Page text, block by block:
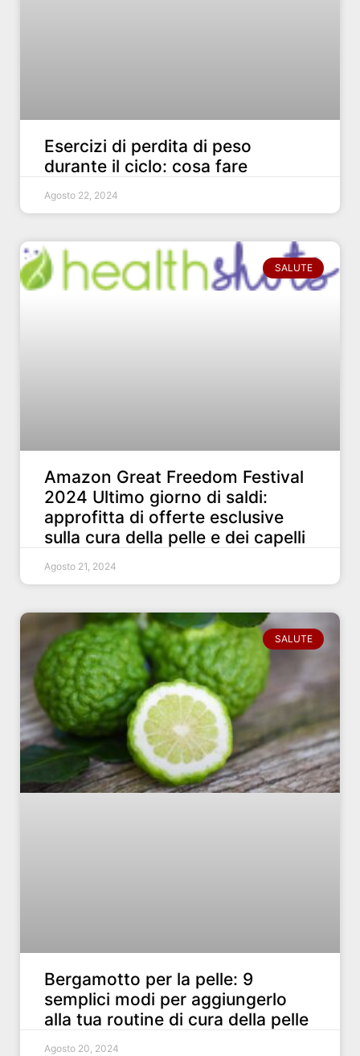
Esercizi di perdita di peso
durante il ciclo: cosa fare
Agosto 22, 2024
SALUTE
Amazon Great Freedom Festival
2024 Ultimo giorno di saldi:
approfitta di offerte esclusive
sulla cura della pelle e dei capelli
Agosto 21, 2024
SALUTE
Bergamotto per la pelle: 9
semplici modi per aggiungerlo
alla tua routine di cura della pelle
Agosto 20, 2024